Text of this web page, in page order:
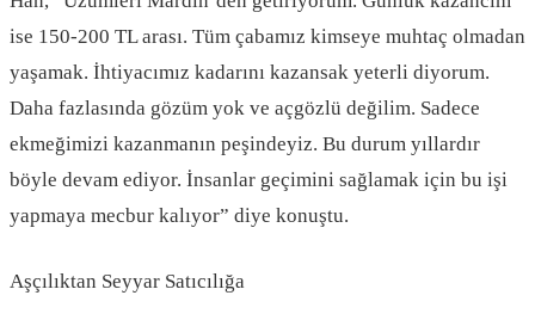
ise 150-200 TL arası. Tüm çabamız kimseye muhtaç olmadan
yaşamak. İhtiyacımız kadarını kazansak yeterli diyorum.
Daha fazlasında gözüm yok ve açgözlü değilim. Sadece
ekmeğimizi kazanmanın peşindeyiz. Bu durum yıllardır
böyle devam ediyor. İnsanlar geçimini sağlamak için bu işi
yapmaya mecbur kalıyor” diye konuştu.
Aşçılıktan Seyyar Satıcılığa